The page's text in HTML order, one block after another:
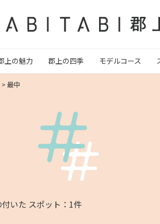
上の魅力 郡上の四季 モデルコース
> 最中
付いた スポット：1件